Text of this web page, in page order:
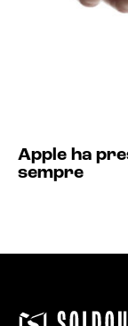
Apple ha
sempre